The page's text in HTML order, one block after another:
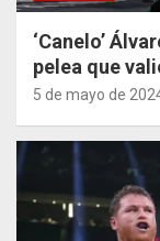
‘Canelo’
pelea que
5 de mayo de